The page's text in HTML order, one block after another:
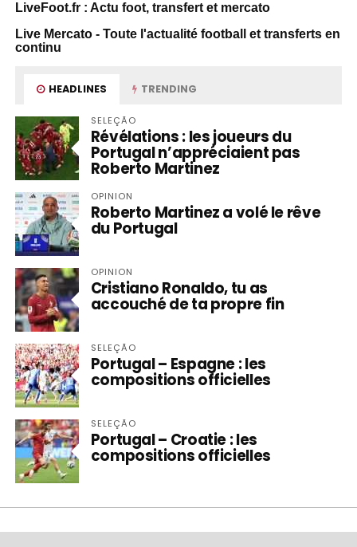
LiveFoot.fr : Actu foot, transfert et mercato
Live Mercato - Toute l'actualité football et transferts en
continu
HEADLINES TRENDING
SELEÇÃO
Révélations : les joueurs du
Portugal n’appréciaient pas
Roberto Martinez
OPINION
Roberto Martinez a volé le rêve
du Portugal
OPINION
Cristiano Ronaldo, tu as
accouché de ta propre fin
SELEÇÃO
Portugal – Espagne : les
compositions officielles
SELEÇÃO
Portugal – Croatie : les
compositions officielles